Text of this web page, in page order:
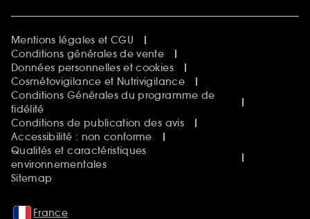
Mentions légales et CGU
Conditions générales de vente
Données personnelles et cookies
Cosmétovigilance et Nutrivigilance
Conditions Générales du programme de
fidélité
Conditions de publication des avis
Accessibilité : non conforme
Qualités et caractéristiques
environnementales
Sitemap
France